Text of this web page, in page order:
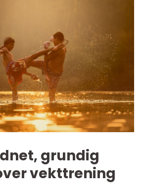
grundig
vekttrening